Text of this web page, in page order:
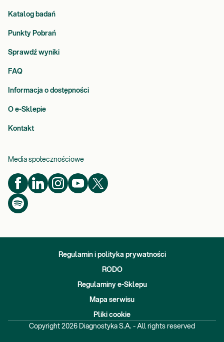
Katalog badań
Punkty Pobrań
Sprawdź wyniki
FAQ
Informacja o dostępności
O e-Sklepie
Kontakt
Media społecznościowe
Regulamin i polityka prywatności
RODO
Regulaminy e-Sklepu
Mapa serwisu
Pliki cookie
Copyright 2026 Diagnostyka S.A. - All rights reserved